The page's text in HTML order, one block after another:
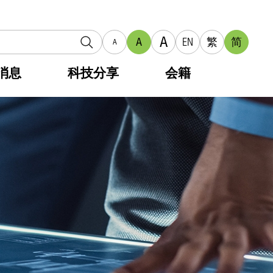
A A A EN 繁 简
息 科技分享 会籍